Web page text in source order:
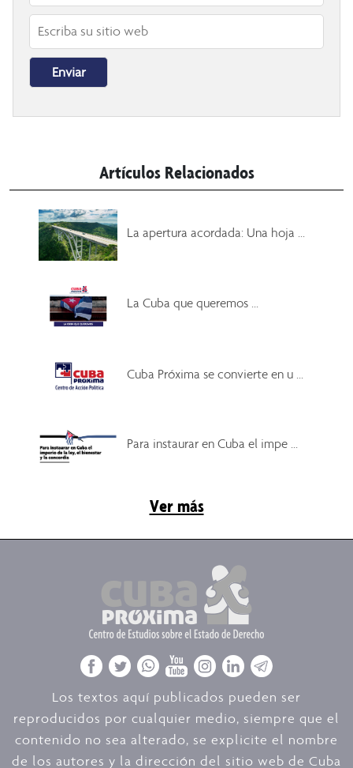
Artículos Relacionados
La apertura acordada: Una hoja ...
La Cuba que queremos ...
Cuba Próxima se convierte en u ...
Para instaurar en Cuba el impe ...
Ver más
Los textos aquí publicados pueden ser
reproducidos por cualquier medio, siempre que el
contenido no sea alterado, se explicite el nombre
de los autores y la dirección del sitio web de Cuba